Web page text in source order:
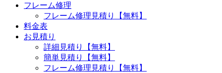
フレーム修理
フレーム修理見積り【無料】
料金表
お見積り
詳細見積り【無料】
簡単見積り【無料】
フレーム修理見積り【無料】